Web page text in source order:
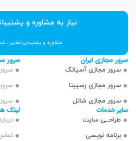
نیاز به مشاوره و پشتیبانی
مشاوره و پشتیبانی تلفنی ، شنبه تا پنجشنبه، 9 صبح
ایران
مجازی آسیاتک
مجازی رسپینا
مجازی شاتل
سرور مجازی
سرور مجازی
سرور مجازی
سرور مجازی
سایت
نویسی
لینک های مفید
درباره ما
تماس با ما